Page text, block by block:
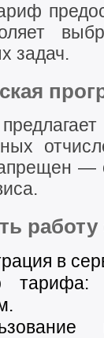
задач.
—
в
тарифа: